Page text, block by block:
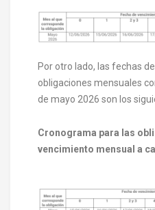
Por otro lado, las fechas
obligaciones mensuales
de mayo 2026 son los
Cronograma para las
vencimiento mensual a